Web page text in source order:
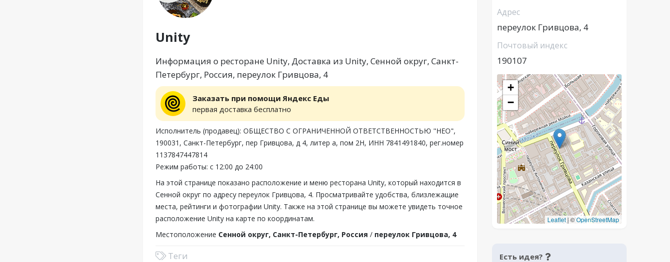
Unity
Информация о ресторане Unity, Доставка из Unity, Сенной округ, Санкт-
Петербург, Россия, переулок Гривцова, 4
Заказать при помощи Яндекс Еды
первая доставка бесплатно
Исполнитель (продавец): ОБЩЕСТВО С ОГРАНИЧЕННОЙ ОТВЕТСТВЕННОСТЬЮ "НЕО",
190031, Санкт-Петербург, пер Гривцова, д 4, литер а, пом 2Н, ИНН 7841491840, рег.номер
1137847447814
Режим работы: с 12:00 до 24:00
На этой странице показано расположение и меню ресторана Unity, который находится в
Сенной округ по адресу переулок Гривцова, 4. Просматривайте удобства, близлежащие
места, рейтинги и фотографии Unity. Также на этой странице вы можете увидеть точное
расположение Unity на карте по координатам.
Местоположение Сенной округ, Санкт-Петербург, Россия / переулок Гривцова, 4
Теги
Адрес
переулок Гривцова, 4
Почтовый индекс
190107
+
−
Leaflet |©OpenStreetMap
Есть идея?